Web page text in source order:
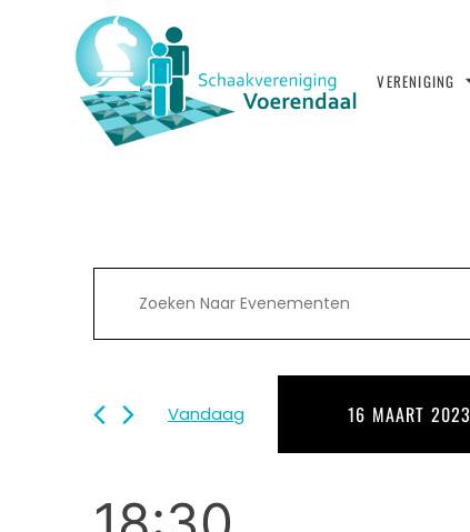
VERENIGING
Evenementen
Zoeken
en
weergeven
keyword
Zoek
voor
keyword.
Vandaag 16 MAART 2023